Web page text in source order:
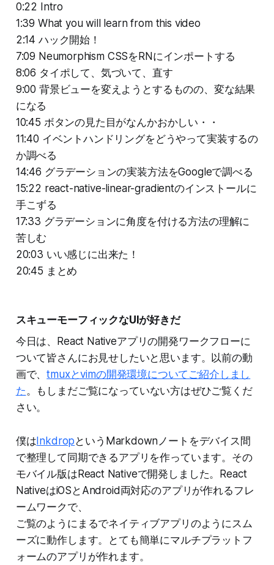
0:22 Intro
1:39 What you will learn from this video
2:14 ハック開始！
7:09 Neumorphism CSSをRNにインポートする
8:06 タイポして、気づいて、直す
9:00 背景ビューを変えようとするものの、変な結果
になる
10:45 ボタンの見た目がなんかおかしい・・
11:40 イベントハンドリングをどうやって実装するの
か調べる
14:46 グラデーションの実装方法をGoogleで調べる
15:22 react-native-linear-gradientのインストールに
手こずる
17:33 グラデーションに角度を付ける方法の理解に
苦しむ
20:03 いい感じに出来た！
20:45 まとめ
スキューモーフィックなUIが好きだ
今日は、React Nativeアプリの開発ワークフローに
ついて皆さんにお見せしたいと思います。以前の動
画で、tmuxとvimの開発環境についてご紹介しまし
た。もしまだご覧になっていない方はぜひご覧くだ
さい。
僕は Inkdrop というMarkdownノートをデバイス間
で整理して同期できるアプリを作っています。その
モバイル版はReact Nativeで開発しました。React
NativeはiOSとAndroid両対応のアプリが作れるフレ
ームワークで、
ご覧のようにまるでネイティブアプリのようにスム
ーズに動作します。とても簡単にマルチプラットフ
ォームのアプリが作れます。